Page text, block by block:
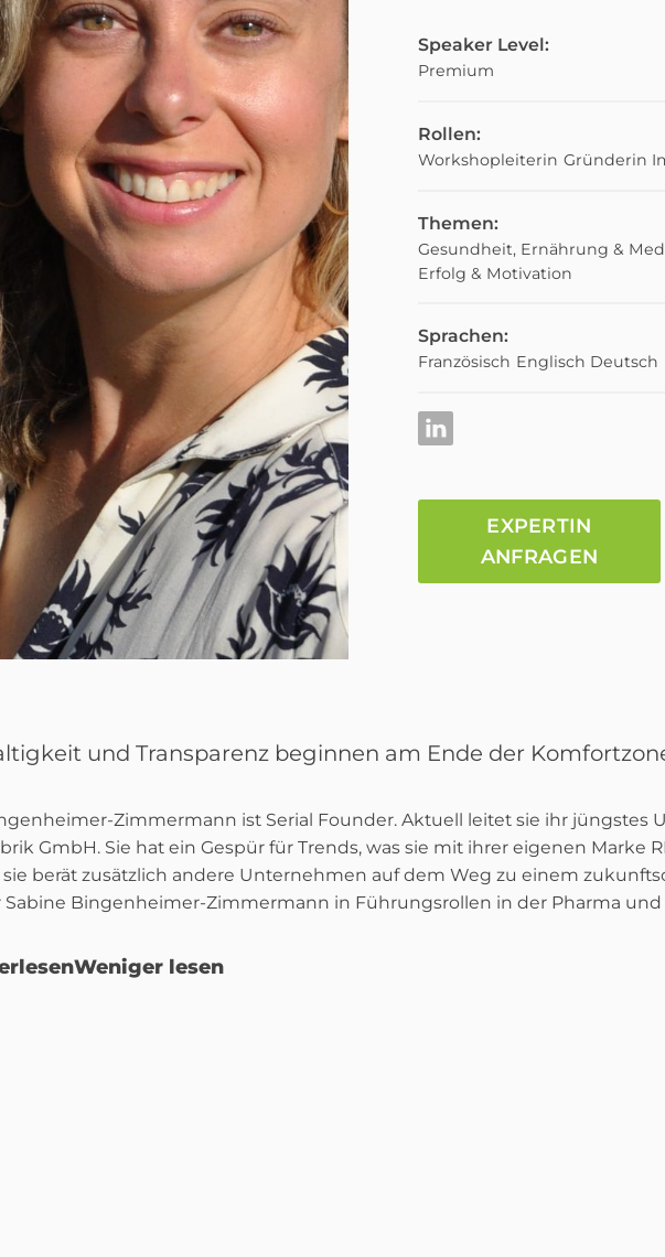
Speaker Level:
Premium
Rollen:
Workshopleiterin Gründerin
Themen:
Gesundheit, Ernährung &
Erfolg & Motivation
Sprachen:
Französisch Englisch Deutsch
EXPERTIN
ANFRAGEN
und Transparenz beginnen am Ende der
Zimmermann ist Serial Founder. Aktuell leitet sie ihr jüngstes
GmbH. Sie hat ein Gespür für Trends, was sie mit ihrer eigenen Marke
berät zusätzlich andere Unternehmen auf dem Weg zu einem
Sabine Bingenheimer-Zimmermann in Führungsrollen in der Pharma
Weniger lesen